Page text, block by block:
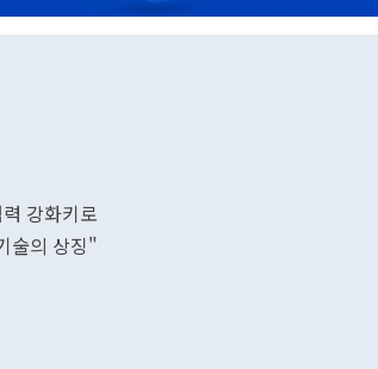
강화키로
술의 상징"